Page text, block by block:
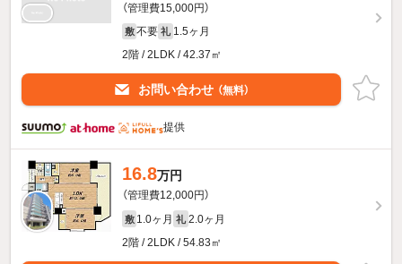
（管理費15,000円）
敷 不要 礼 1.5ヶ月
2階 / 2LDK / 42.37㎡
お問い合わせ （無料）
提供
16.8万円
（管理費12,000円）
敷 1.0ヶ月 礼 2.0ヶ月
2階 / 2LDK / 54.83㎡